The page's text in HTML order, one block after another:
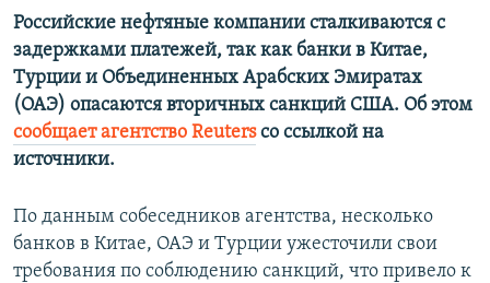
поискуИНФОГРАФИКА
ТЕЛЕПРОЕКТ КРЫМ.РЕАЛИИ
СОВЕТЫ ПРАВОЗАЩИТНИКОВ
ПРОПАВШИЕ БЕЗ ВЕСТИ
КРЫМ.НЕПОКОРЕННЫЙ
ELIFBE
КАК ОБОЙТИ БЛОКИРОВКУ
Українською
Qırımtatar
Российские нефтяные компании сталкиваются с
задержками платежей, так как банки в Китае,
Турции и Объединенных Арабских Эмиратах
(ОАЭ) опасаются вторичных санкций США. Об этом
сообщает агентство Reutersсо ссылкой на
источники.
По данным собеседников агентства, несколько
банков в Китае, ОАЭ и Турции ужесточили свои
требования по соблюдению санкций, что привело к